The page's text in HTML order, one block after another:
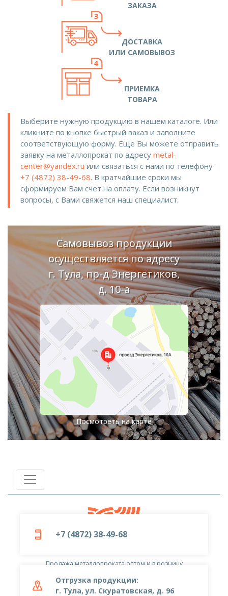
ЗАКАЗА
ДОСТАВКА
ИЛИ САМОВЫВОЗ
ПРИЕМКА
ТОВАРА
Выберите нужную продукцию в нашем каталоге. Или
кликните по кнопке быстрый заказ и заполните
соответствующую форму. Еще Вы можете отправить
заявку на металлопрокат по адресу metal-
center@yandex.ru или связаться с нами по телефону
+7 (4872) 38-49-68. В кратчайшие сроки мы
сформируем Вам счет на оплату. Если возникнут
вопросы, с Вами свяжется наш специалист.
Самовывоз продукции
осуществляется по адресу
г. Тула, пр-д Энергетиков,
д. 10-а
Посмотреть на карте
+7 (4872) 38-49-68
Отгрузка продукции:
г. Тула, ул. Скуратовская, д. 96
Продажа металлопроката оптом и в розницу